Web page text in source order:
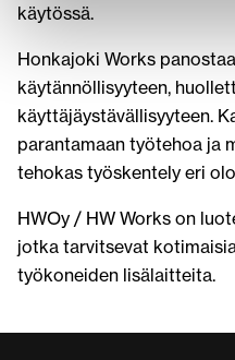
käytössä.
Honkajoki Works
käytännöllisyyteen,
käyttäjäystävällisyyteen.
parantamaan työtehoa ja
tehokas työskentely eri
HWOy / HW Works on
jotka tarvitsevat
työkoneiden lisälaitteita.